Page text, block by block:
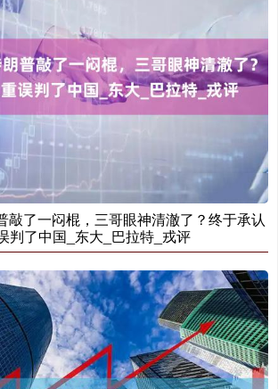
敲了一闷棍，三哥眼神清澈了？终于承认
判了中国_东大_巴拉特_戎评